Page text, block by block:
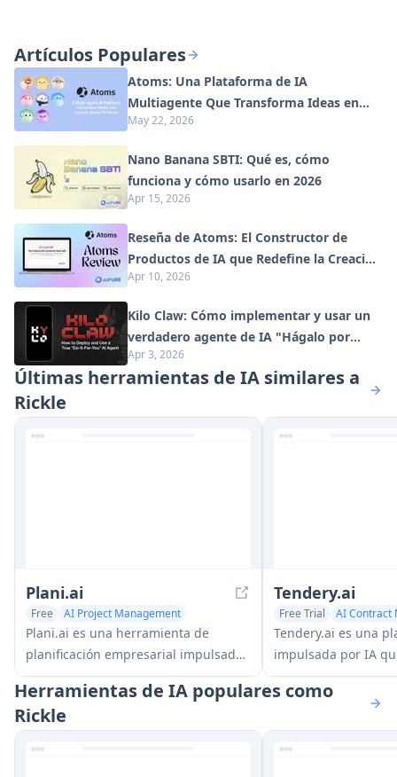
Artículos Populares
Atoms: Una Plataforma de IA
Multiagente Que Transforma Ideas en
Productos Listos para Lanzar
May 22, 2026
Nano Banana SBTI: Qué es, cómo
funciona y cómo usarlo en 2026
Apr 15, 2026
Reseña de Atoms: El Constructor de
Productos de IA que Redefine la Creación
Digital en 2026
Apr 10, 2026
Kilo Claw: Cómo implementar y usar un
verdadero agente de IA "Hágalo por
usted" (Actualización 2026)
Apr 3, 2026
Últimas herramientas de IA similares a
Rickle
Plani.ai
Free
AI Project Management
Marketing Plan Generator
Plani.ai es una herramienta de
planificación empresarial impulsada
por IA que genera estrategias, tareas
y planes accionables personalizados
para ayudar a emprendedores,
Tendery.ai
Free Trial
AI Contract
AI Project Management
Tendery.ai es una
impulsada por IA
adquisición pública
proporcionar
Herramientas de IA populares como
Rickle